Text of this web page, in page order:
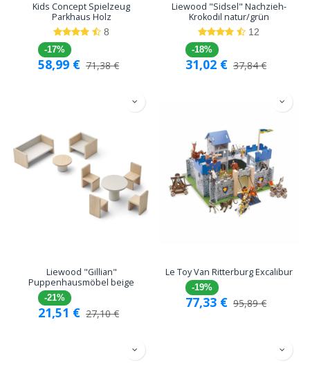
Kids Concept Spielzeug
Parkhaus Holz
8
-17%
58,99 € 71,38€
Liewood "Sidsel" Nachzieh-
Krokodil natur/grün
12
-18%
31,02 € 37,84€
Liewood "Gillian"
Puppenhausmöbel beige
-21%
21,51 € 27,10€
Le Toy Van Ritterburg Excalibur
-19%
77,33 € 95,89€